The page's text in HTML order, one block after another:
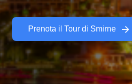
Prenota il Tour di Smirne